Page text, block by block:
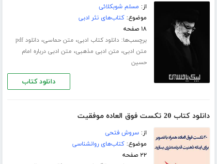
از: مسلم شوبکلائی
موضوع:کتاب‌های نثر ادبی
۱۸ صفحه
برچسب‌ها:دانلود کتاب ادبی، متن حماسی،
دانلود pdf
متن ادبی، متن ادبی مذهبی، متن ادبی درباره امام
حسین
دانلود کتاب
دانلود کتاب 20 تکست فوق العاده موفقیت
از:سروش فتحی
موضوع:کتاب‌های روانشناسی
۲۲ صفحه